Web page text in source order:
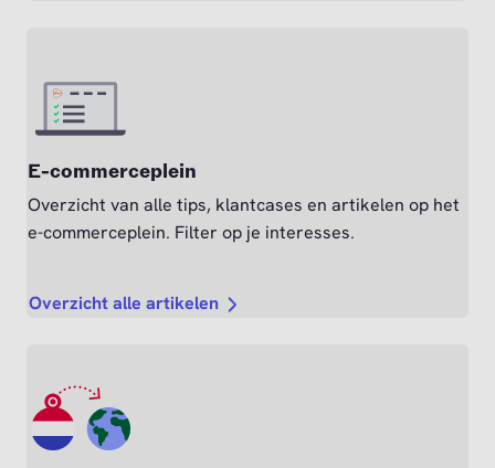
E-commerceplein
Overzicht van alle tips, klantcases en artikelen op het
e-commerceplein. Filter op je interesses.
Overzicht alle artikelen